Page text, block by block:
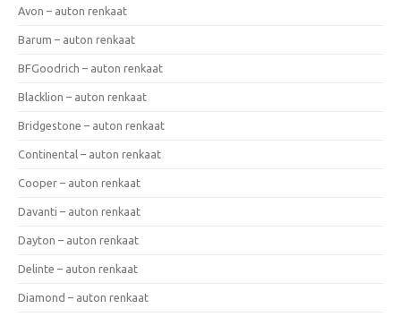
Avon – auton renkaat
Barum – auton renkaat
BFGoodrich – auton renkaat
Blacklion – auton renkaat
Bridgestone – auton renkaat
Continental – auton renkaat
Cooper – auton renkaat
Davanti – auton renkaat
Dayton – auton renkaat
Delinte – auton renkaat
Diamond – auton renkaat